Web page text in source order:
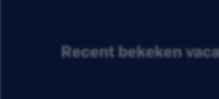
Recent bekeken